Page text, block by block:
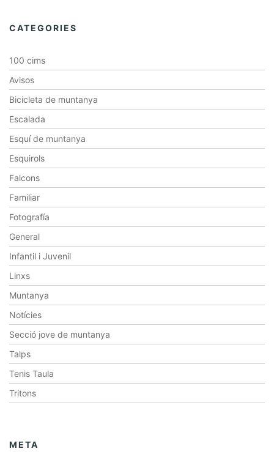
CATEGORIES
100 cims
Avisos
Bicicleta de muntanya
Escalada
Esquí de muntanya
Esquirols
Falcons
Familiar
Fotografía
General
Infantil i Juvenil
Linxs
Muntanya
Notícies
Secció jove de muntanya
Talps
Tenis Taula
Tritons
META